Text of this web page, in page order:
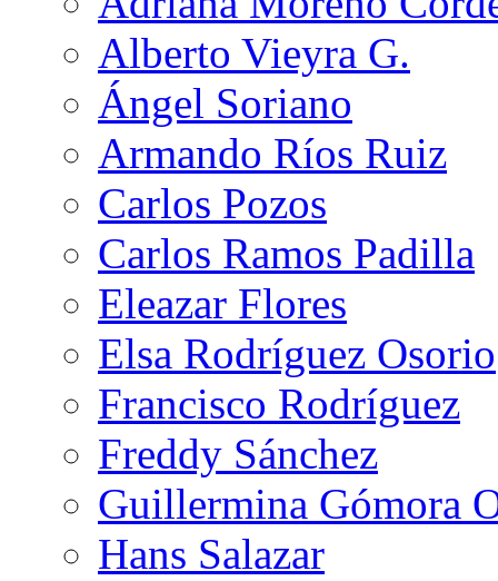
Alberto Vieyra G.
Ángel Soriano
Armando Ríos Ruiz
Carlos Pozos
Carlos Ramos Padilla
Eleazar Flores
Elsa Rodríguez Osorio
Francisco Rodríguez
Freddy Sánchez
Guillermina Gómora
Hans Salazar